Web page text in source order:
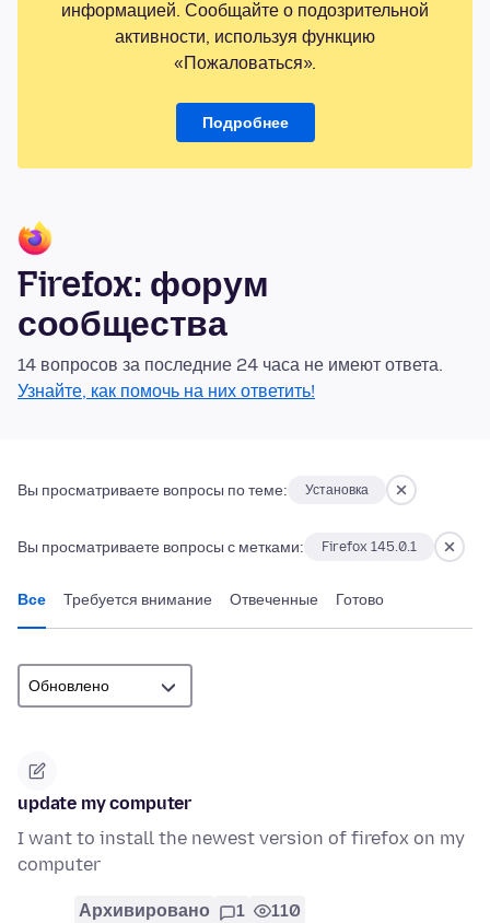
информацией. Сообщайте о подозрительной
активности, используя функцию
«Пожаловаться».
Подробнее
Firefox: форум
сообщества
14 вопросов за последние 24 часа не имеют ответа.
Узнайте, как помочь на них ответить!
Вы просматриваете вопросы по теме: Установка
Вы просматриваете вопросы с метками: Firefox 145.0.1
Все Требуется внимание Отвеченные Готово
update my computer
I want to install the newest version of firefox on my
computer
Архивировано 1 110